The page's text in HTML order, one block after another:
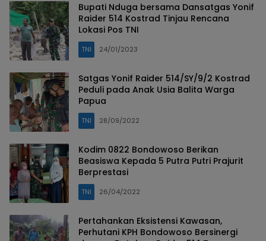
Bupati Nduga bersama Dansatgas Yonif
Raider 514 Kostrad Tinjau Rencana
Lokasi Pos TNI
TNI 24/01/2023
Satgas Yonif Raider 514/SY/9/2 Kostrad
Peduli pada Anak Usia Balita Warga
Papua
TNI 28/09/2022
Kodim 0822 Bondowoso Berikan
Beasiswa Kepada 5 Putra Putri Prajurit
Berprestasi
TNI 26/04/2022
Pertahankan Eksistensi Kawasan,
Perhutani KPH Bondowoso Bersinergi